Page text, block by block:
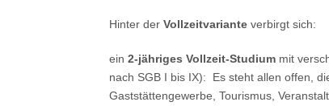
Hinter der Vollzeitvarianteverbirgt sich:
ein 2-jähriges Vollzeit-Studiummit
nach SGB I bis IX): Es steht allen offen,
Gaststättengewerbe, Tourismus,